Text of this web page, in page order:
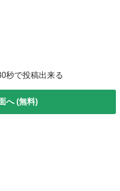
秒で投稿出来る
へ (無料)